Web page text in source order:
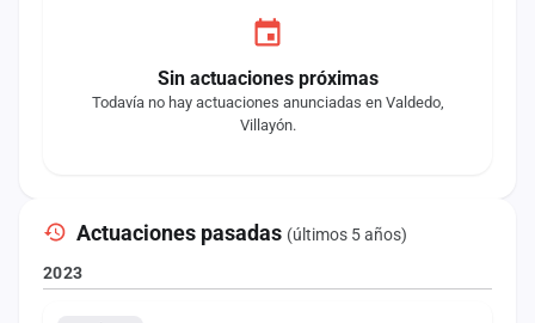
Sin actuaciones próximas
Todavía no hay actuaciones anunciadas en Valdedo,
Villayón.
Actuaciones pasadas (últimos 5 años)
2023